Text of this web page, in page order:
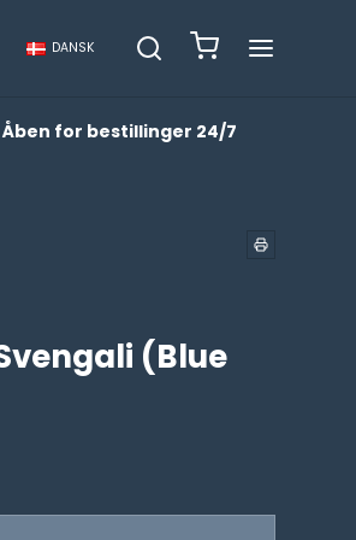
DANSK
Åben for bestillinger 24/7
(Blue